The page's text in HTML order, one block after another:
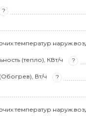
?
температур
(тепло), КВт/ч ?
Вт/ч ?
температур